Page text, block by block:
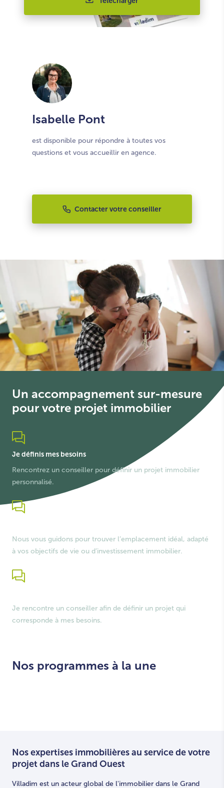
Isabelle Pont
est disponible pour répondre à toutes vos
questions et vous accueillir en agence.
Contacter votre conseiller
Un accompagnement sur-mesure
pour votre projet immobilier
Je définis mes besoins
Rencontrez un conseiller pour définir un projet immobilier
personnalisé.
Nous vous guidons pour trouver l’emplacement idéal, adapté
à vos objectifs de vie ou d’investissement immobilier.
Je rencontre un conseiller afin de définir un projet qui
corresponde à mes besoins.
Nos programmes à la une
Nos expertises immobilières au service de votre
projet dans le Grand Ouest
Villadim est un acteur global de l'immobilier dans le Grand